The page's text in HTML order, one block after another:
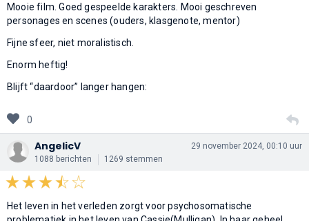
Mooie film. Goed gespeelde karakters. Mooi geschreven
personages en scenes (ouders, klasgenote, mentor)
Fijne sfeer, niet moralistisch.
Enorm heftig!
Blijft “daardoor” langer hangen:
0
AngelicV
1088 berichten 1269 stemmen
29 november 2024, 00:10 uur
Het leven in het verleden zorgt voor psychosomatische